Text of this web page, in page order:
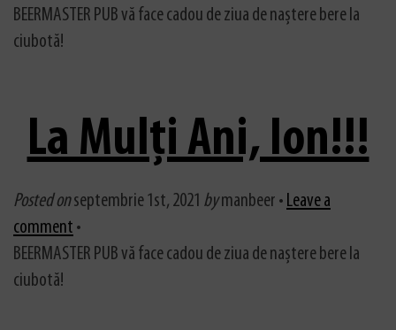
BEERMASTER PUB vă face cadou de ziua de naștere bere la
ciubotă!
La Mulți Ani, Ion!!!
Posted onseptembrie 1st, 2021 bymanbeer • Leave a
comment •
BEERMASTER PUB vă face cadou de ziua de naștere bere la
ciubotă!